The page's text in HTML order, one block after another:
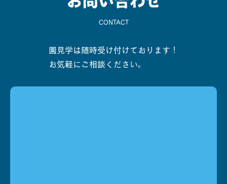
CONTACT
園見学は随時受け付けております！
お気軽にご相談ください。